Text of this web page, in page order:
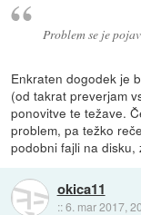
Problem se je
Enkraten dogodek je
(od takrat preverjam
ponovitve te težave.
problem, pa težko
podobni fajli na
okica11
::6. mar 2017,